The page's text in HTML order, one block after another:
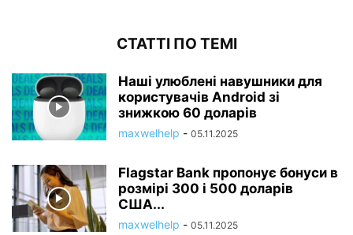
СТАТТІ ПО ТЕМІ
Наші улюблені навушники для
користувачів Android зі
знижкою 60 доларів
maxwelhelp - 05.11.2025
Flagstar Bank пропонує бонуси в
розмірі 300 і 500 доларів
США...
maxwelhelp - 05.11.2025